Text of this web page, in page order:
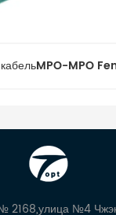
2168,улица №4